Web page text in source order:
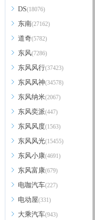
DS(18076)
东南(27162)
道奇(5782)
东风(7286)
东风风行(37423)
东风风神(34578)
东风纳米(2067)
东风奕派(447)
东风风度(1563)
东风风光(15455)
东风小康(4691)
东风富康(679)
电咖汽车(227)
电动屋(331)
大乘汽车(943)